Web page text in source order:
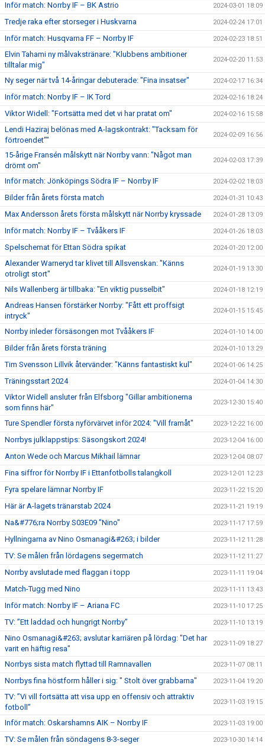
Inför match: Norrby IF – BK Astrio 2024-03-01 18:09
Tredje raka efter storseger i Huskvarna 2024-02-24 17:01
Inför match: Husqvarna FF – Norrby IF 2024-02-23 18:51
Elvin Tahami ny målvakstränare: "Klubbens ambitioner
tilltalar mig"
2024-02-20 11:53
Ny seger när två 14-åringar debuterade: "Fina insatser" 2024-02-17 16:34
Inför match: Norrby IF – IK Tord 2024-02-16 18:24
Viktor Widell: "Fortsätta med det vi har pratat om" 2024-02-16 15:58
Lendi Haziraj belönas med A-lagskontrakt: "Tacksam för
förtroendet""
2024-02-09 16:56
15-årige Fransén målskytt när Norrby vann: "Något man
drömt om"
2024-02-03 17:39
Inför match: Jönköpings Södra IF – Norrby IF 2024-02-02 18:03
Bilder från årets första match 2024-01-31 10:43
Max Andersson årets första målskytt när Norrby kryssade 2024-01-28 13:09
Inför match: Norrby IF – Tvååkers IF 2024-01-26 18:03
Spelschemat för Ettan Södra spikat 2024-01-20 12:00
Alexander Warneryd tar klivet till Allsvenskan: "Känns
otroligt stort"
2024-01-19 13:30
Nils Wallenberg är tillbaka: "En viktig pusselbit" 2024-01-18 12:19
Andreas Hansen förstärker Norrby: "Fått ett proffsigt
intryck"
2024-01-15 15:45
Norrby inleder försäsongen mot Tvååkers IF 2024-01-10 14:00
Bilder från årets första träning 2024-01-10 13:29
Tim Svensson Lillvik återvänder: "Känns fantastiskt kul" 2024-01-06 14:25
Träningsstart 2024 2024-01-04 14:30
Viktor Widell ansluter från Elfsborg "Gillar ambitionerna
som finns här"
2023-12-30 15:40
Ture Spendler första nyförvärvet inför 2024: "Vill framåt" 2023-12-22 16:00
Norrbys julklappstips: Säsongskort 2024! 2023-12-04 16:00
Anton Wede och Marcus Mikhail lämnar 2023-12-04 08:07
Fina siffror för Norrby IF i Ettanfotbolls talangkoll 2023-12-01 12:23
Fyra spelare lämnar Norrby IF 2023-11-22 15:20
Här är A-lagets tränarstab 2024 2023-11-21 19:19
Na&#776;ra Norrby S03E09 "Nino" 2023-11-17 17:59
Hyllningarna av Nino Osmanagi&#263; i bilder 2023-11-12 11:28
TV: Se målen från lördagens segermatch 2023-11-12 11:27
Norrby avslutade med flaggan i topp 2023-11-11 19:04
Match-Tugg med Nino 2023-11-11 13:43
Inför match: Norrby IF – Ariana FC 2023-11-10 17:25
TV: ”Ett laddad och hungrigt Norrby” 2023-11-10 13:19
Nino Osmanagi&#263; avslutar karriären på lördag: "Det har
varit en häftig resa"
2023-11-09 18:27
Norrbys sista match flyttad till Ramnavallen 2023-11-07 08:11
Norrbys fina höstform håller i sig: " Stolt över grabbarna" 2023-11-04 19:20
TV: ”Vi vill fortsätta att visa upp en offensiv och attraktiv
fotboll”
2023-11-03 19:15
Inför match: Oskarshamns AIK – Norrby IF 2023-11-03 19:00
TV: Se målen från söndagens 8-3-seger 2023-10-30 14:14